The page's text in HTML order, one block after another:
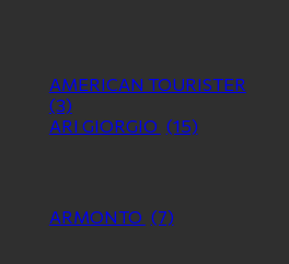
AMERICAN TOURISTER
(3)
ARI GIORGIO (15)
ARMONTO (7)